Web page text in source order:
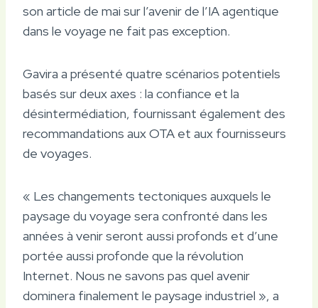
son article de mai sur l’avenir de l’IA agentique
dans le voyage ne fait pas exception.
Gavira a présenté quatre scénarios potentiels
basés sur deux axes : la confiance et la
désintermédiation, fournissant également des
recommandations aux OTA et aux fournisseurs
de voyages.
« Les changements tectoniques auxquels le
paysage du voyage sera confronté dans les
années à venir seront aussi profonds et d’une
portée aussi profonde que la révolution
Internet. Nous ne savons pas quel avenir
dominera finalement le paysage industriel », a